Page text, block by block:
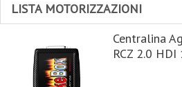
LISTA MOTORIZZAZIONI
Centralina
RCZ 2.0